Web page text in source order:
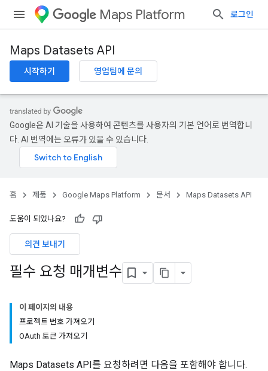
Maps Platform 로그인
Maps Datasets API
시작하기 영업팀에 문의
Google은 AI 기술을 사용하여 콘텐츠를 사용자의 기본 언어로 번역합니
다. AI 번역에는 오류가 있을 수 있습니다.
홈 제품 Google Maps Platform 문서 Maps Datasets API
도움이 되었나요?
의견 보내기
필수 요청 매개변수
이 페이지의 내용
프로젝트 번호 가져오기
OAuth 토큰 가져오기
Maps Datasets API를 요청하려면 다음을 포함해야 합니다.